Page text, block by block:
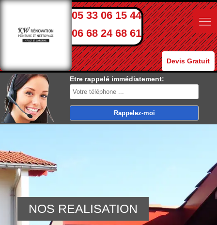
05 33 06 15 44
06 68 24 68 61
Devis Gratuit
Etre rappelé immédiatement:
NOS REALISATION